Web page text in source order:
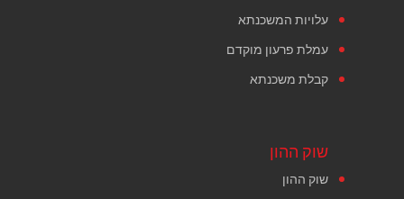
עלויות המשכנתא
עמלת פרעון מוקדם
קבלת משכנתא
שוק ההון
שוק ההון